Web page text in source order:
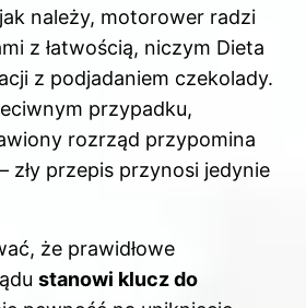
należy, motorower radzi
z łatwością, niczym Dieta
z podjadaniem czekolady.
przypadku,
rozrząd przypomina
zły przepis przynosi jedynie
że prawidłowe
stanowi klucz do